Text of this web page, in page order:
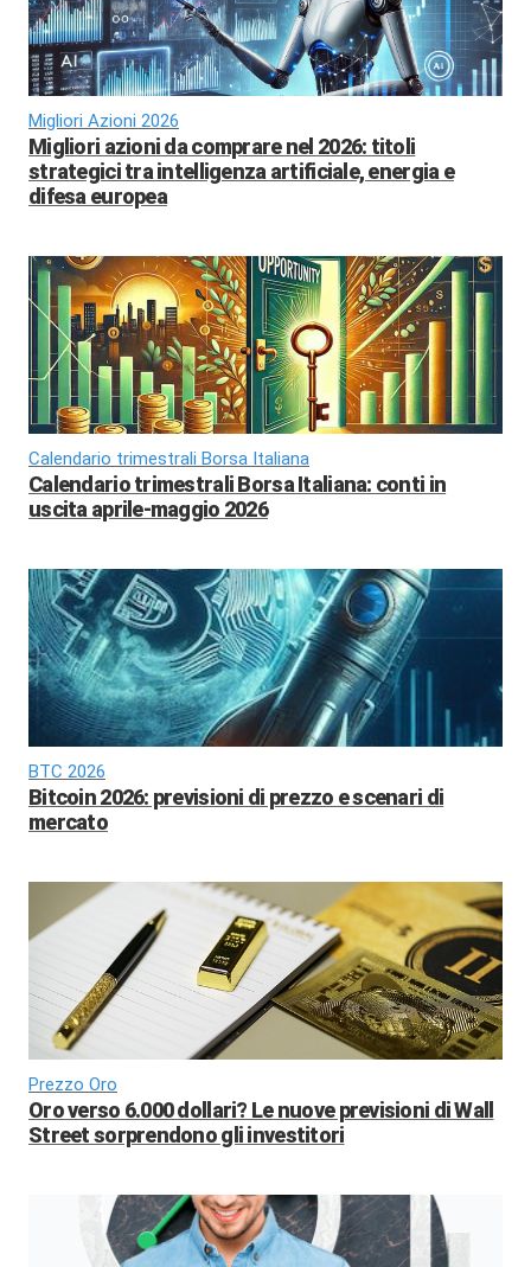
Migliori Azioni 2026
Migliori azioni da comprare nel 2026: titoli
strategici tra intelligenza artificiale, energia e
difesa europea
Calendario trimestrali Borsa Italiana
Calendario trimestrali Borsa Italiana: conti in
uscita aprile-maggio 2026
BTC 2026
Bitcoin 2026: previsioni di prezzo e scenari di
mercato
Prezzo Oro
Oro verso 6.000 dollari? Le nuove previsioni di Wall
Street sorprendono gli investitori